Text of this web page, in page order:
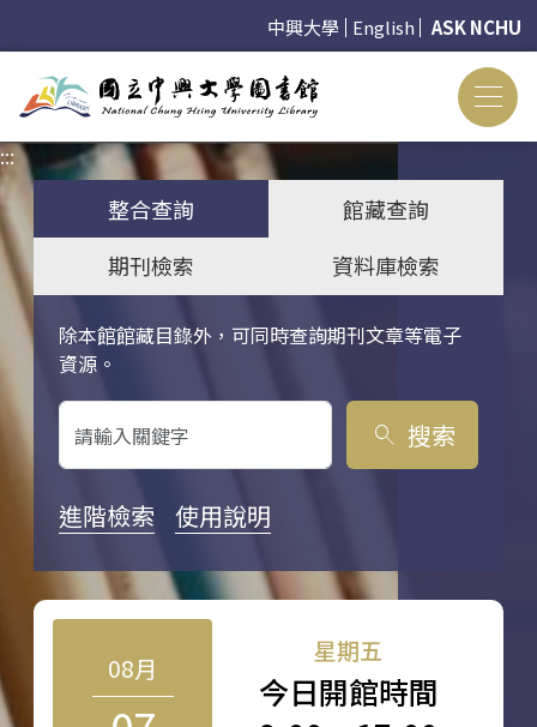
中興大學 English ASK NCHU
:::
整合查詢
館藏查詢
期刊檢索
資料庫檢索
除本館館藏目錄外，可同時查詢期刊文章等電子
資源。
關鍵字搜尋
search 搜索
進階檢索 使用說明
08月
星期五
今日開館時間